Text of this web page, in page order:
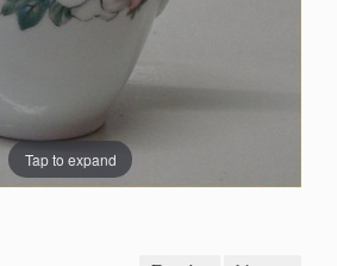
Tap to expand